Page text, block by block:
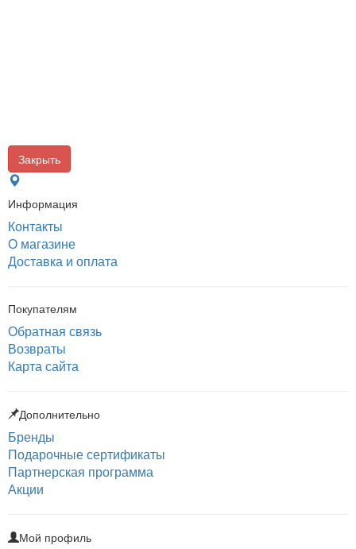
Закрыть
Информация
Контакты
О магазине
Доставка и оплата
Покупателям
Обратная связь
Возвраты
Карта сайта
Дополнительно
Бренды
Подарочные сертификаты
Партнерская программа
Акции
Мой профиль